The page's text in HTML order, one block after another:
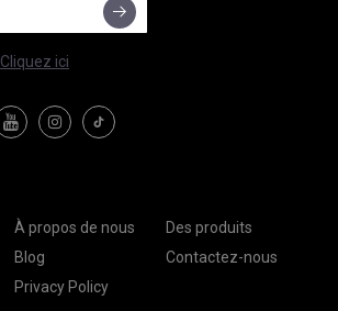
Cliquez ici
À propos de nous
Des produits
Blog
Contactez-nous
Privacy Policy